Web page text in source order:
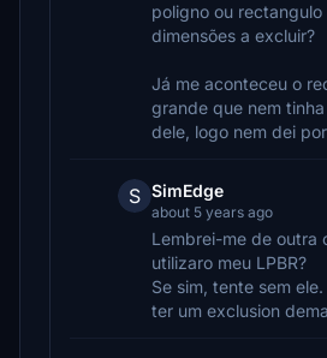
poligno ou
dimensões a excluir?
Já me aconteceu o
grande que nem
dele, logo nem dei
S SimEdge
about 5 years ago
Lembrei-me de outra
utilizaro meu LPBR?
Se sim, tente sem
ter um exclusion